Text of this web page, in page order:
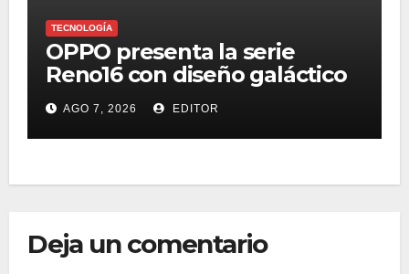
TECNOLOGÍA
OPPO presenta la serie
Reno16 con diseño galáctico
3D, zoom retrato pro 3.5x y
selfie ultra gran angular 50
MP
AGO 7, 2026 EDITOR
Deja un comentario